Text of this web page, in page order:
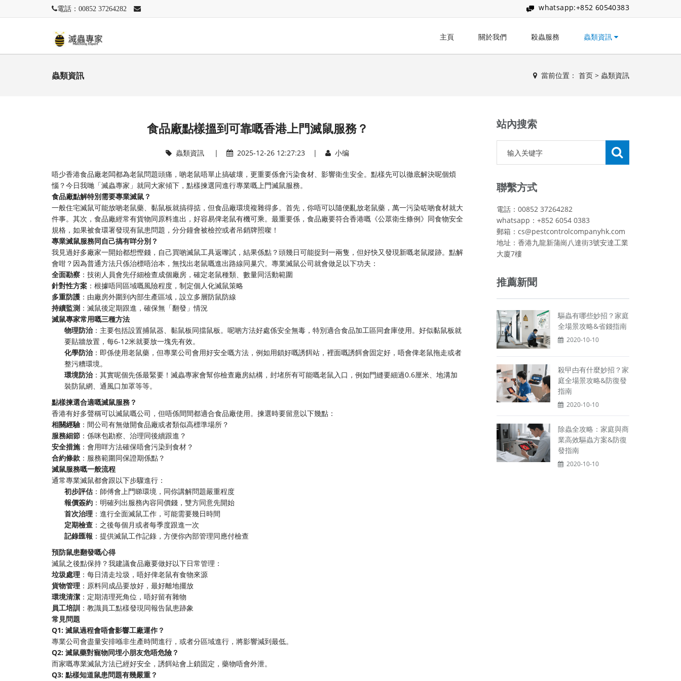
電話：00852 37264282 whatsapp:+852 60540383
主頁 關於我們 殺蟲服務 蟲類資訊
蟲類資訊 當前位置： 首页 > 蟲類資訊
食品廠點樣搵到可靠嘅香港上門滅鼠服務？
蟲類資訊 | 2025-12-26 12:27:23 | 小编
唔少香港食品廠老闆都為老鼠問題頭痛，啲老鼠唔單止搞破壞，更重要係會污染食材、影響衛生安全。點樣先可以徹底解決呢個煩
惱？今日我哋「滅蟲專家」就同大家傾下，點樣揀選同進行專業嘅上門滅鼠服務。
食品廠點解特別需要專業滅鼠？
一般住宅滅鼠可能放啲老鼠藥、黏鼠板就搞得掂，但食品廠環境複雜得多。首先，你唔可以隨便亂放老鼠藥，萬一污染咗啲食材就大
件事。其次，食品廠經常有貨物同原料進出，好容易俾老鼠有機可乘。最重要係，食品廠要符合香港嘅《公眾衛生條例》同食物安全
規格，如果被食環署發現有鼠患問題，分分鐘會被檢控或者吊銷牌照㗎！
專業滅鼠服務同自己搞有咩分別？
我見過好多廠家一開始都想慳錢，自己買啲滅鼠工具返嚟試，結果係點？頭幾日可能捉到一兩隻，但好快又發現新嘅老鼠蹤跡。點解
會咁？因為普通方法只係治標唔治本，無找出老鼠嘅進出路線同巢穴。專業滅鼠公司就會做足以下功夫：
全面勘察 ：技術人員會先仔細檢查成個廠房，確定老鼠種類、數量同活動範圍
針對性方案 ：根據唔同區域嘅風險程度，制定個人化滅鼠策略
多重防護 ：由廠房外圍到內部生產區域，設立多層防鼠防線
持續監測 ：滅鼠後定期跟進，確保無「翻發」情況
滅鼠專家常用嘅三種方法
物理防治：主要包括設置捕鼠器、黏鼠板同擋鼠板。呢啲方法好處係安全無毒，特別適合食品加工區同倉庫使用。好似黏鼠板就
要貼牆放置，每6-12米就要放一塊先有效。
化學防治：即係使用老鼠藥，但專業公司會用好安全嘅方法，例如用鎖好嘅誘餌站，裡面嘅誘餌會固定好，唔會俾老鼠拖走或者
整污糟環境。
環境防治：其實呢個先係最緊要！滅蟲專家會幫你檢查廠房結構，封堵所有可能嘅老鼠入口，例如門縫要細過0.6厘米、地溝加
裝防鼠網、通風口加罩等等。
點樣揀選合適嘅滅鼠服務？
香港有好多聲稱可以滅鼠嘅公司，但唔係間間都適合食品廠使用。揀選時要留意以下幾點：
相關經驗 ：間公司有無做開食品廠或者類似高標準場所？
服務細節 ：係咪包勘察、治理同後續跟進？
安全措施：會用咩方法確保唔會污染到食材？
合約條款 ：服務範圍同保證期係點？
滅鼠服務嘅一般流程
通常專業滅鼠都會跟以下步驟進行：
初步評估 ：師傅會上門睇環境，同你講解問題嚴重程度
報價簽約 ：明確列出服務內容同價錢，雙方同意先開始
首次治理 ：進行全面滅鼠工作，可能需要幾日時間
定期檢查 ：之後每個月或者每季度跟進一次
記錄匯報 ：提供滅鼠工作記錄，方便你內部管理同應付檢查
預防鼠患翻發嘅心得
滅鼠之後點保持？我建議食品廠要做好以下日常管理：
垃圾處理 ：每日清走垃圾，唔好俾老鼠有食物來源
貨物管理 ：原料同成品要放好，最好離地擺放
環境清潔 ：定期清理死角位，唔好留有雜物
員工培訓 ：教識員工點樣發現同報告鼠患跡象
常見問題
Q1: 滅鼠過程會唔會影響工廠運作？
專業公司會盡量安排喺非生產時間進行，或者分區域進行，將影響減到最低。
Q2: 滅鼠藥對寵物同埋小朋友危唔危險？
而家嘅專業滅鼠方法已經好安全，誘餌站會上鎖固定，藥物唔會外泄。
Q3: 點樣知道鼠患問題有幾嚴重？
站內搜索
聯繫方式
電話：00852 37264282
whatsapp：+852 6054 0383
郵箱：cs@pestcontrolcompanyhk.com
地址：香港九龍新蒲崗八達街3號安達工業
大廈7樓
推薦新聞
驅蟲有哪些妙招？家庭
全場景攻略&省錢指南
2020-10-10
殺曱甴有什麼妙招？家
庭全場景攻略&防復發
指南
2020-10-10
除蟲全攻略：家庭與商
業高效驅蟲方案&防復
發指南
2020-10-10